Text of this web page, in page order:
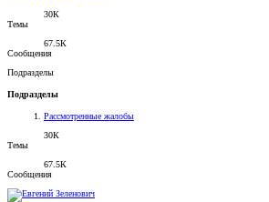
30К
Темы
67.5К
Сообщения
Подразделы
Подразделы
Рассмотренные жалобы
30К
Темы
67.5К
Сообщения